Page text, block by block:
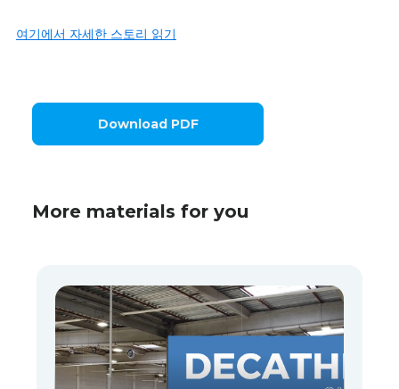
여기에서 자세한 스토리 읽기
Download PDF
More materials for you